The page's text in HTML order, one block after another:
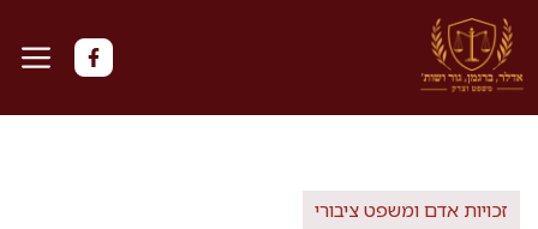
לדלג
לתוכן
זכויות אדם ומשפט ציבורי